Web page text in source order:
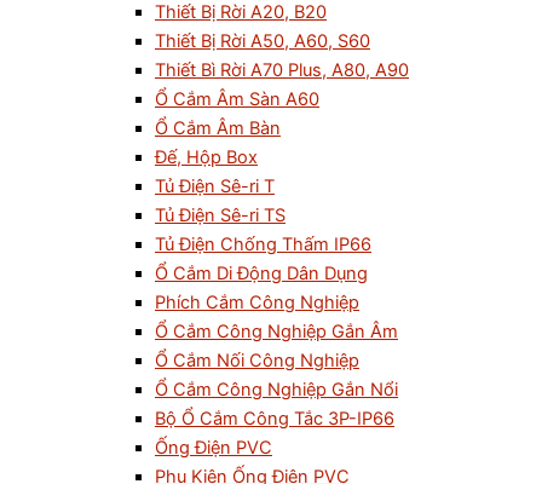
Thiết Bị Rời A20, B20
Thiết Bị Rời A50, A60, S60
Thiết Bì Rời A70 Plus, A80, A90
Ổ Cắm Âm Sàn A60
Ổ Cắm Âm Bàn
Đế, Hộp Box
Tủ Điện Sê-ri T
Tủ Điện Sê-ri TS
Tủ Điện Chống Thấm IP66
Ổ Cắm Di Động Dân Dụng
Phích Cắm Công Nghiệp
Ổ Cắm Công Nghiệp Gắn Âm
Ổ Cắm Nối Công Nghiệp
Ổ Cắm Công Nghiệp Gắn Nổi
Bộ Ổ Cắm Công Tắc 3P-IP66
Ống Điện PVC
Phụ Kiện Ống Điện PVC